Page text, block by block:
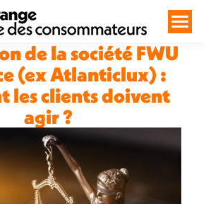
de la société FWU
(ex Atlanticlux) :
les clients doivent
agir ?
Vous êtes ici :